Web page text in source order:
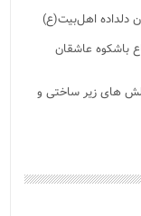
دلداده اهل‌بیت(ع)
باشکوه عاشقان
های زیر ساختی و